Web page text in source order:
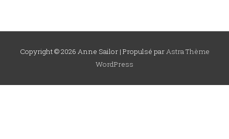
Copyright © 2026 Anne Sailor| Propulsé parAstra Thème
WordPress